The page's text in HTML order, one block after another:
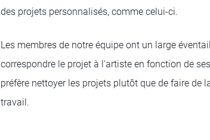
des projets personnalisés, comme celui-ci.
Les membres de notre équipe ont un large
correspondre le projet à l'artiste en fonction de
préfère nettoyer les projets plutôt que de faire
travail.